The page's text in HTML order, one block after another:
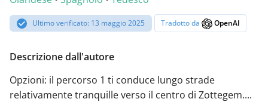
Ultimo verificato: 13 maggio 2025 Tradotto da OpenAI
Descrizione dall'autore
Opzioni: il percorso 1 ti conduce lungo strade
relativamente tranquille verso il centro di Zottegem....